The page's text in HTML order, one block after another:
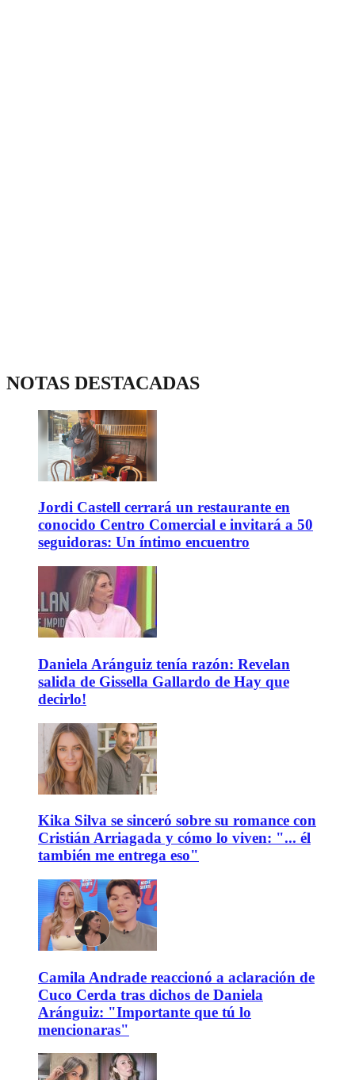
NOTAS DESTACADAS
Jordi Castell cerrará un restaurante en
conocido Centro Comercial e invitará a 50
seguidoras: Un íntimo encuentro
Daniela Aránguiz tenía razón: Revelan
salida de Gissella Gallardo de Hay que
decirlo!
Kika Silva se sinceró sobre su romance con
Cristián Arriagada y cómo lo viven: "... él
también me entrega eso"
Camila Andrade reaccionó a aclaración de
Cuco Cerda tras dichos de Daniela
Aránguiz: "Importante que tú lo
mencionaras"